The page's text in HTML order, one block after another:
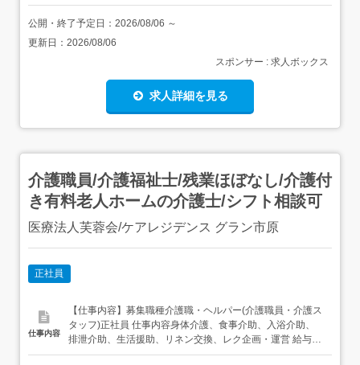
公開・終了予定日： 2026/08/06 ～
更新日： 2026/08/06
スポンサー : 求人ボックス
求人詳細を見る
介護職員/介護福祉士/残業ほぼなし/介護付
き有料老人ホームの介護士/シフト相談可
医療法人芙蓉会/ケアレジデンス グラン市原
正社員
仕事内容
【仕事内容】募集職種介護職・ヘルパー(介護職員・介護ス
タッフ)正社員 仕事内容身体介護、食事介助、入浴介助、
排泄介助、生活援助、リネン交換、レク企画・運営 給与・
手当<給与>月給237,000〜322,000円<手当>交通費支給:実